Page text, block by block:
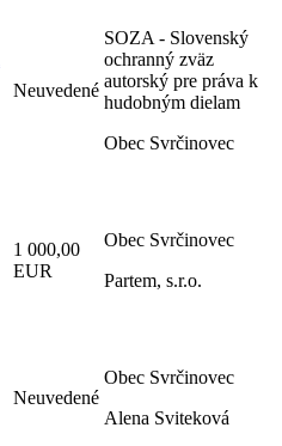
Neuvedené
SOZA - Slovenský
ochranný zväz
autorský pre práva k
hudobným dielam
Obec Svrčinovec
1 000,00
EUR
Obec Svrčinovec
Partem, s.r.o.
Neuvedené
Obec Svrčinovec
Alena Sviteková